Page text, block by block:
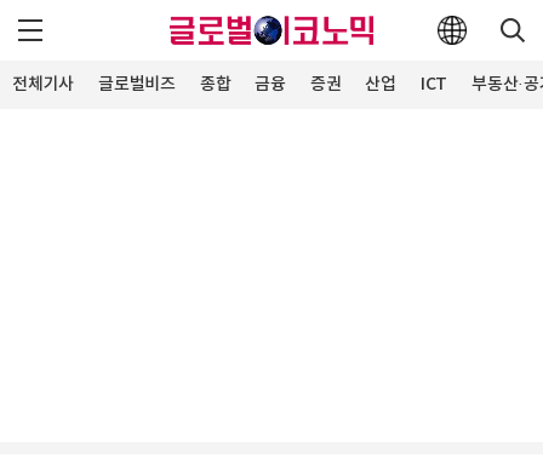
전체기사 글로벌비즈 종합 금융 증권 산업 ICT 부동산·